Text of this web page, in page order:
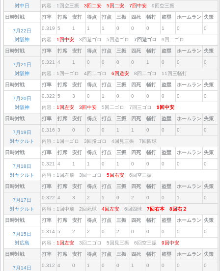
対中日
内容：1回空三振 3回二安 5回二安 7回中安 9回空三振
日時対戦 打率 打席 安打 得点 打点 三振 四死 犠打 盗塁 ホームラン 失策
7月22日
対阪神
0.319 5 1 1 1 0 0 0 1 0 0
内容： 1回中安 3回遊ゴロ 5回遊ゴロ 7回遊ゴロ 9回二ゴロ
日時対戦 打率 打席 安打 得点 打点 三振 四死 犠打 盗塁 ホームラン 失策
7月21日
対阪神
0.321 4 1 0 0 0 0 1 0 0 0
内容：1回一ゴロ 4回二ゴロ 6回遊安 8回二ゴロ 11回三犠打
日時対戦 打率 打席 安打 得点 打点 三振 四死 犠打 盗塁 ホームラン 失策
7月20日
対阪神
0.322 5 3 0 1 0 0 0 0 0 0
内容： 1回左安 3回中安 5回二ゴロ 7回三ゴロ 9回中安
日時対戦 打率 打席 安打 得点 打点 三振 四死 犠打 盗塁 ホームラン 失策
7月19日
対ヤクルト
0.316 3 0 0 0 1 1 0 0 0 0
内容：1回一ゴロ 3回投ゴロ 4回見三振 7回四球
日時対戦 打率 打席 安打 得点 打点 三振 四死 犠打 盗塁 ホームラン 失策
7月18日
対ヤクルト
0.321 4 1 1 0 1 0 0 0 0 0
内容：1回左飛 3回一ゴロ 5回右安 6回空三振
日時対戦 打率 打席 安打 得点 打点 三振 四死 犠打 盗塁 ホームラン 失策
7月17日
対ヤクルト
0.322 4 3 2 5 0 2 0 0 1 0
内容：1回中飛 2回死球 4回左安 6回四球 7回右本 8回右２
日時対戦 打率 打席 安打 得点 打点 三振 四死 犠打 盗塁 ホームラン 失策
7月15日
対広島
0.314 5 2 2 0 2 0 0 0 0 0
内容： 1回左安 3回二ゴロ 5回見三振 6回空三振 9回中安
日時対戦 打率 打席 安打 得点 打点 三振 四死 犠打 盗塁 ホームラン 失策
7月14日
0.312 4 0 1 0 0 1 0 0 0 0